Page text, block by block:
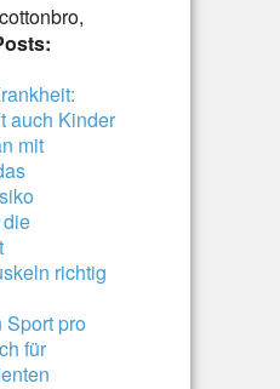
auch Kinder
mit
richtig
Sport pro
für